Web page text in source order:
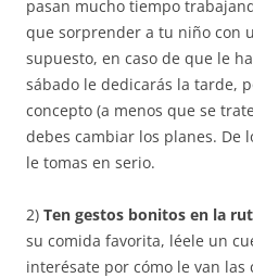
pasan mucho tiempo
que sorprender a tu niño con
supuesto, en caso de que le
sábado le dedicarás la tarde,
concepto (a menos que se
debes cambiar los planes. De
le tomas en serio.
2) Ten gestos bonitos en la
su comida favorita, léele un
interésate por cómo le van las